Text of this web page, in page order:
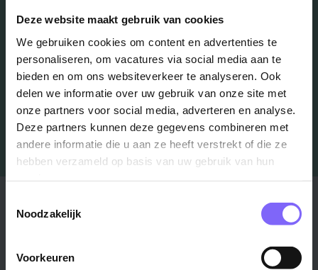
Deze website maakt gebruik van cookies
We gebruiken cookies om content en advertenties te
personaliseren, om vacatures via social media aan te
bieden en om ons websiteverkeer te analyseren. Ook
delen we informatie over uw gebruik van onze site met
onze partners voor social media, adverteren en analyse.
Deze partners kunnen deze gegevens combineren met
andere informatie die u aan ze heeft verstrekt of die ze
hebben verzameld op basis van uw gebruik van hun
Noodzakelijk
Voorkeuren
Schrijf je in en we houden je op de hoogte
Job Alert instellen
Venlo ›